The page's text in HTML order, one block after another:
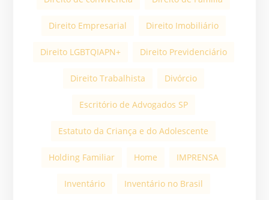
Direito Empresarial Direito Imobiliário
Direito LGBTQIAPN+ Direito Previdenciário
Direito Trabalhista Divórcio
Escritório de Advogados SP
Estatuto da Criança e do Adolescente
Holding Familiar Home IMPRENSA
Inventário Inventário no Brasil